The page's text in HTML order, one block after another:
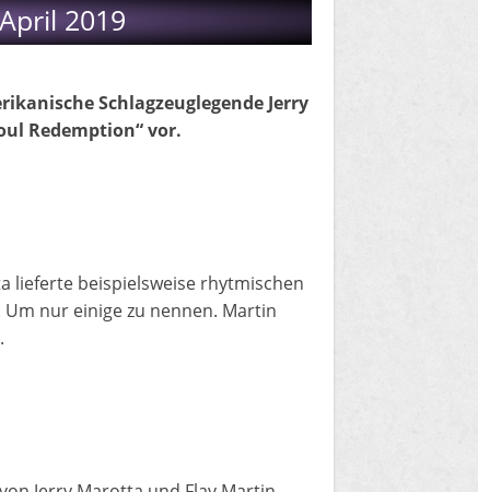
2019
Schlagzeuglegende Jerry
Redemption“ vor.
lieferte beispielsweise rhytmischen
nur einige zu nennen. Martin